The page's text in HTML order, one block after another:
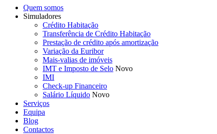
Quem somos
Simuladores
Crédito Habitação
Transferência de Crédito Habitação
Prestação de crédito após amortização
Variação da Euribor
Mais-valias de imóveis
IMT e Imposto de Selo Novo
IMI
Check-up Financeiro
Salário Líquido Novo
Serviços
Equipa
Blog
Contactos